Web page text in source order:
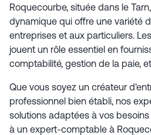
Roquecourbe, située dans le
dynamique qui offre une variété
entreprises et aux particuliers.
jouent un rôle essentiel en
comptabilité, gestion de la paie,
Que vous soyez un créateur
professionnel bien établi, nos
solutions adaptées à vos
à un expert-comptable à